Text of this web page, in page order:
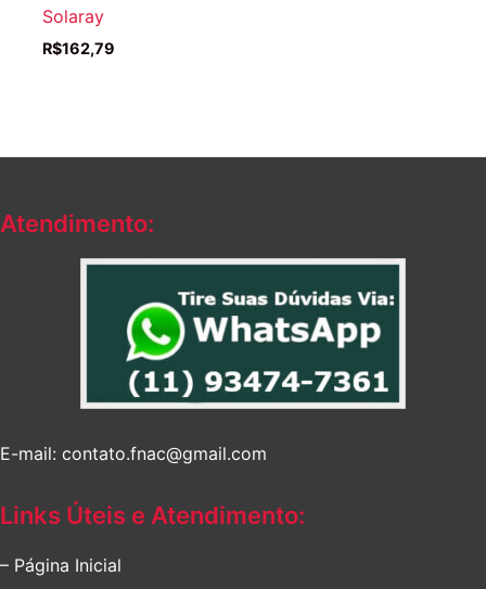
Solaray
R$162,79
Atendimento:
E-mail: contato.fnac@gmail.com
Links Úteis e Atendimento:
– Página Inicial